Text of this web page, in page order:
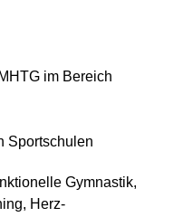
im Bereich
Sportschulen
Gymnastik,
Herz-